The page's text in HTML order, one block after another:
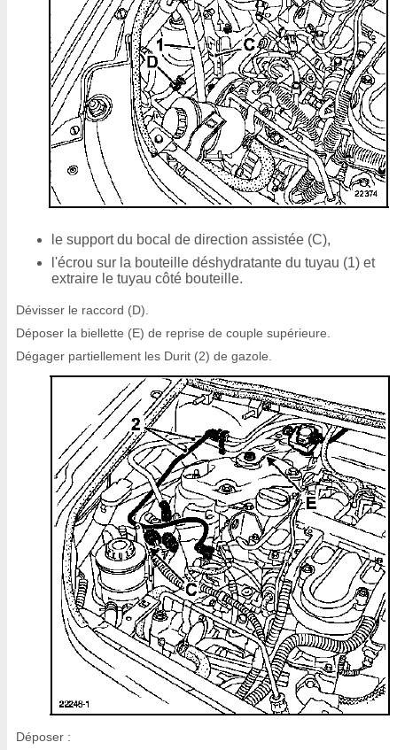
le support du bocal de direction assistée (C),
l'écrou sur la bouteille déshydratante du tuyau (1) et
extraire le tuyau côté bouteille.
Dévisser le raccord (D).
Déposer la biellette (E) de reprise de couple supérieure.
Dégager partiellement les Durit (2) de gazole.
Déposer :